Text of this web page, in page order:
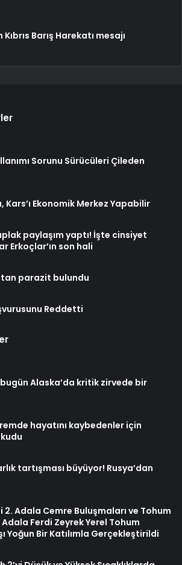
Barış Harekatı mesajı
Sorunu Sürücüleri Çileden
Kars’ı Ekonomik Merkez Yapabilir
paylaşım yaptı! İşte cinsiyet
Erkoçlar’ın son hali
parazit bulundu
Reddetti
Alaska’da kritik zirvede bir
hayatını kaybedenler için
tartışması büyüyor! Rusya’dan
2. Adala Cemre Buluşmaları ve Tohum
Ferdi Zeyrek Yerel Tohum
Yoğun Bir Katılımla Gerçekleştirildi